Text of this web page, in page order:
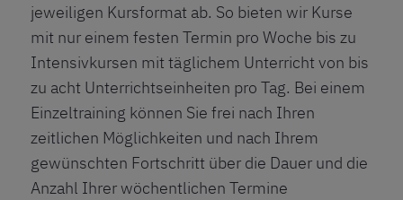
jeweiligen Kursformat ab. So bieten wir Kurse
mit nur einem festen Termin pro Woche bis zu
Intensivkursen mit täglichem Unterricht von bis
zu acht Unterrichtseinheiten pro Tag. Bei einem
Einzeltraining können Sie frei nach Ihren
zeitlichen Möglichkeiten und nach Ihrem
gewünschten Fortschritt über die Dauer und die
Anzahl Ihrer wöchentlichen Termine